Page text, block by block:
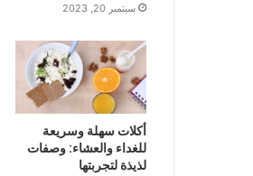
سبتمبر 20, 2023
أكلات سهلة وسريعة
للغداء والعشاء: وصفات
لذيذة لتجربتها